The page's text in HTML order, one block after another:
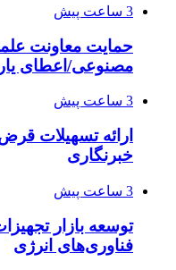
3 ساعت پیش
حمایت معاونت
مصنوعی/اعطای
3 ساعت پیش
ارائه تسهیلات
خبرنگاری
3 ساعت پیش
توسعه بازار
فناوری‌های انرژی